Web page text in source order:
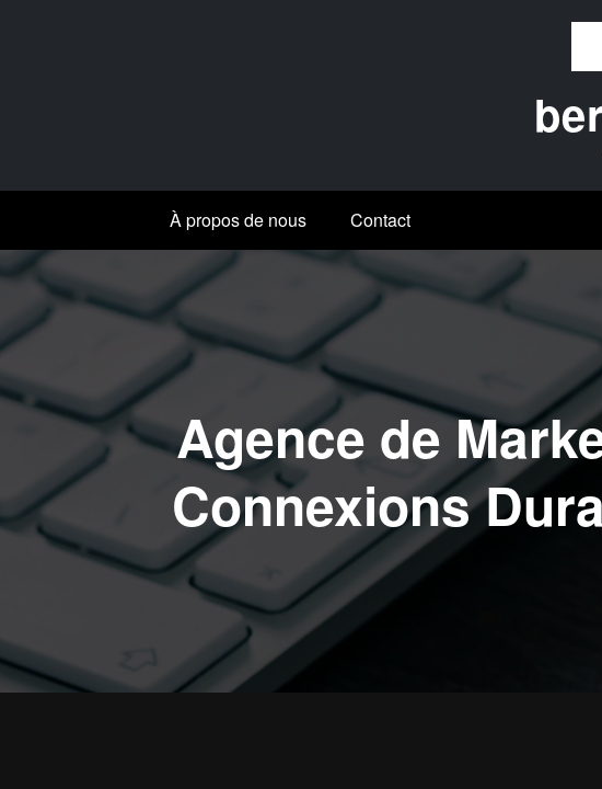
À propos de nous Contact
Agence de
Connexions